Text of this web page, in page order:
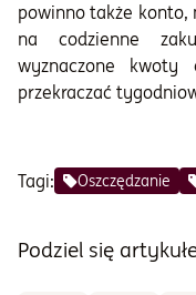
powinno także konto,
na codzienne
wyznaczone
przekraczać
Tagi: Oszczędzanie
Podziel się